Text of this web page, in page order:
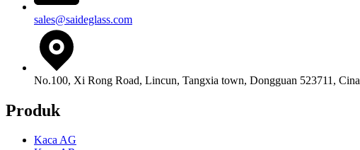
sales@saideglass.com
No.100, Xi Rong Road, Lincun, Tangxia town, Dongguan 523711, Cina
Produk
Kaca AG